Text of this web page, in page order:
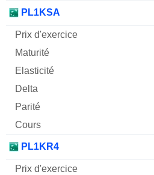
PL1KSA
PL1KR4